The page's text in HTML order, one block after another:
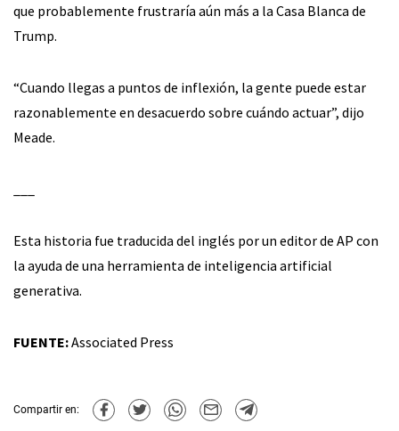
que probablemente frustraría aún más a la Casa Blanca de
Trump.
“Cuando llegas a puntos de inflexión, la gente puede estar
razonablemente en desacuerdo sobre cuándo actuar”, dijo
Meade.
Esta historia fue traducida del inglés por un editor de AP con
la ayuda de una herramienta de inteligencia artificial
generativa.
FUENTE:Associated Press
Compartir en: